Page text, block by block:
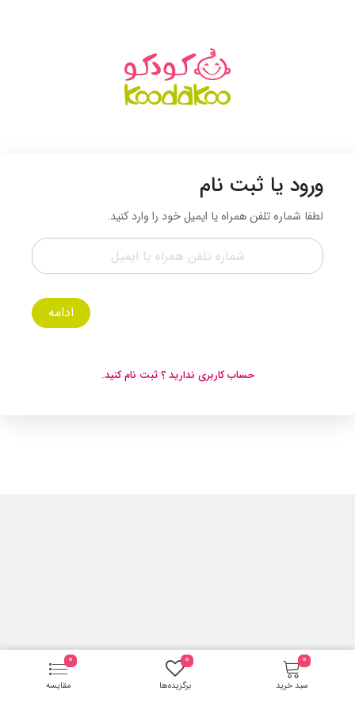
ورود یا ثبت نام
لطفا شماره تلفن همراه یا ایمیل خود را وارد کنید.
ادامه
حساب کاربری ندارید ؟ ثبت نام کنید.
سبد خرید
0
برگزیده‌ها
0
مقایسه
0